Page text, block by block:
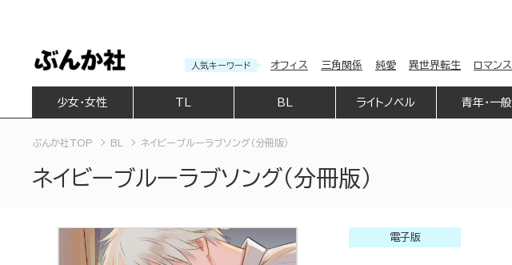
人気キーワード オフィス 三角関係 純愛 異世界転生 ロマンス
少女・女性 BL ライトノベル 青年・一般
ぶんか社TOP BL ネイビーブルーラブソング（分冊版）
ネイビーブルーラブソング（分冊版）
電子版